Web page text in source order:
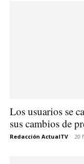
Los usuarios se
sus cambios de
Redacción ActualTV - 20